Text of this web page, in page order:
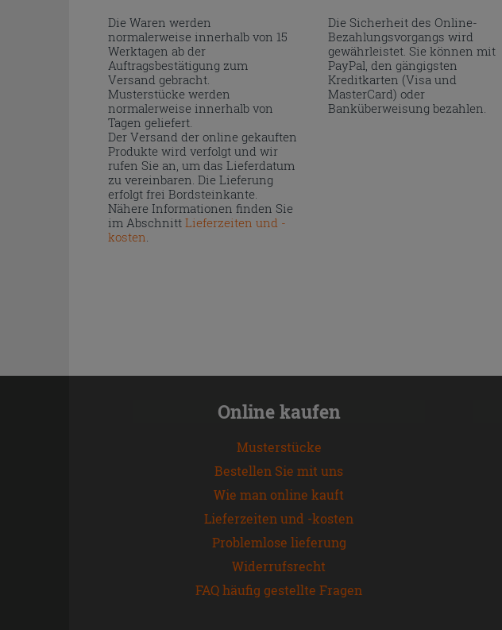
Die Waren werden
normalerweise innerhalb von 15
Werktagen ab der
Auftragsbestätigung zum
Versand gebracht.
Musterstücke werden
normalerweise innerhalb von
Tagen geliefert.
Der Versand der online gekauften
Produkte wird verfolgt und wir
rufen Sie an, um das Lieferdatum
zu vereinbaren. Die Lieferung
erfolgt frei Bordsteinkante.
Nähere Informationen finden Sie
im Abschnitt Lieferzeiten und -
kosten.
Die Sicherheit des Online-
Bezahlungsvorgangs wird
gewährleistet. Sie können mit
PayPal, den gängigsten
Kreditkarten (Visa und
MasterCard) oder
Banküberweisung bezahlen.
Online kaufen
Musterstücke
Bestellen Sie mit uns
Wie man online kauft
Lieferzeiten und -kosten
Problemlose lieferung
Widerrufsrecht
FAQ häufig gestellte Fragen